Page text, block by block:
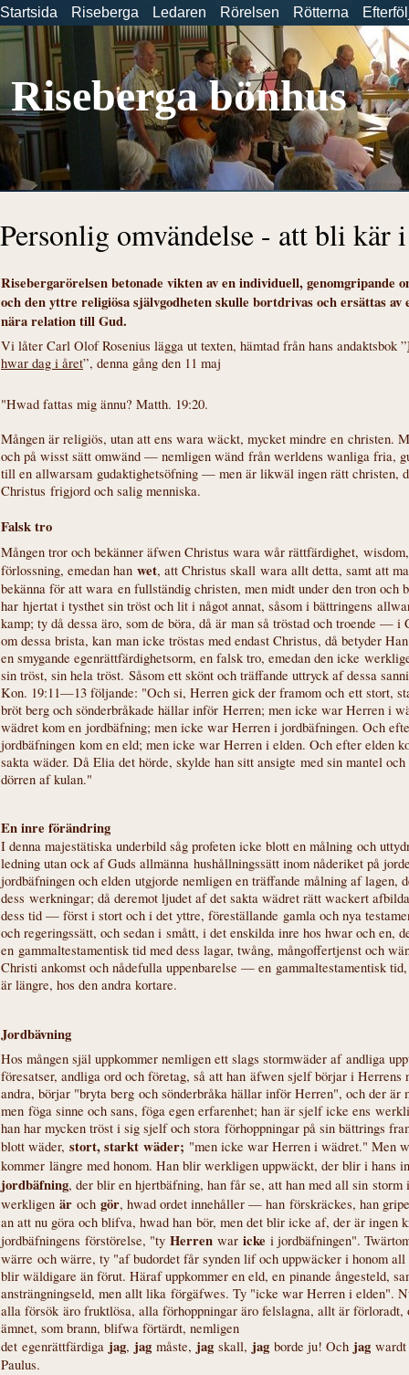
Startsida Riseberga Ledaren Rörelsen Rötterna
Riseberga bönhus
Personlig omvändelse - att bli kär i
Risebergarörelsen betonade vikten av en individuell, genomgripande
och den yttre religiösa självgodheten skulle bortdrivas och ersättas av
nära relation till Gud.
Vi låter Carl Olof Rosenius lägga ut texten, hämtad från hans andaktsbok ”
hwar dag i året”, denna gång den 11 maj
"Hwad fattas mig ännu? Matth. 19:20.
Mången är religiös, utan att ens wara wäckt, mycket mindre en christen.
och på wisst sätt omwänd — nemligen wänd från werldens wanliga fria,
till en allwarsam gudaktighetsöfning — men är likwäl ingen rätt christen,
Christus frigjord och salig menniska.
Falsk tro
Mången tror och bekänner äfwen Christus wara wår rättfärdighet,
förlossning, emedan han wet, att Christus skall wara allt detta, samt att
bekänna för att wara en fullständig christen, men midt under den tron och
har hjertat i tysthet sin tröst och lit i något annat, såsom i bättringens
kamp; ty då dessa äro, som de böra, då är man så tröstad och troende —
om dessa brista, kan man icke tröstas med endast Christus, då betyder
en smygande egenrättfärdighetsorm, en falsk tro, emedan den icke
sin tröst, sin hela tröst. Såsom ett skönt och träffande uttryck af dessa
Kon. 19:11—13 följande: "Och si, Herren gick der framom och ett stort,
bröt berg och sönderbråkade hällar inför Herren; men icke war Herren i
wädret kom en jordbäfning; men icke war Herren i jordbäfningen. Och
jordbäfningen kom en eld; men icke war Herren i elden. Och efter elden
sakta wäder. Då Elia det hörde, skylde han sitt ansigte med sin mantel
dörren af kulan."
En inre förändring
I denna majestätiska underbild såg profeten icke blott en målning och
ledning utan ock af Guds allmänna hushållningssätt inom nåderiket på
jordbäfningen och elden utgjorde nemligen en träffande målning af lagen,
dess werkningar; då deremot ljudet af det sakta wädret rätt wackert
dess tid — först i stort och i det yttre, föreställande gamla och nya
och regeringssätt, och sedan i smått, i det enskilda inre hos hwar och en,
en gammaltestamentisk tid med dess lagar, twång, mångoffertjenst och
Christi ankomst och nådefulla uppenbarelse — en gammaltestamentisk tid,
är längre, hos den andra kortare.
Jordbävning
Hos mången själ uppkommer nemligen ett slags stormwäder af andliga
föresatser, andliga ord och företag, så att han äfwen sjelf börjar i Herrens
andra, börjar "bryta berg och sönderbråka hällar inför Herren", och der är
men föga sinne och sans, föga egen erfarenhet; han är sjelf icke ens
han har mycken tröst i sig sjelf och stora förhoppningar på sin bättrings
blott wäder, stort, starkt wäder; "men icke war Herren i wädret." Men
kommer längre med honom. Han blir werkligen uppwäckt, der blir i hans
jordbäfning, der blir en hjertbäfning, han får se, att han med all sin
werkligen är och gör, hwad ordet innehåller — han förskräckes, han
an att nu göra och blifva, hwad han bör, men det blir icke af, der är ingen
jordbäfningens förstörelse, "ty Herren war icke i jordbäfningen".
wärre och wärre, ty "af budordet får synden lif och uppwäcker i honom all
blir wäldigare än förut. Häraf uppkommer en eld, en pinande ångesteld,
ansträngningseld, men allt lika förgäfwes. Ty "icke war Herren i elden".
alla försök äro fruktlösa, alla förhoppningar äro felslagna, allt är förloradt,
ämnet, som brann, blifwa förtärdt, nemligen
det egenrättfärdiga jag, jag måste, jag skall, jag borde ju! Och jag wardt
Paulus.